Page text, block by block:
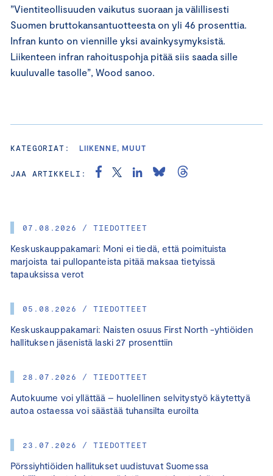
07.08.2026 / TIEDOTTEET
Keskuskauppakamari: Moni ei tiedä, että poimituista
marjoista tai pullopanteista pitää maksaa tietyissä
tapauksissa verot
05.08.2026 / TIEDOTTEET
Keskuskauppakamari: Naisten osuus First North -yhtiöiden
hallituksen jäsenistä laski 27 prosenttiin
28.07.2026 / TIEDOTTEET
Autokuume voi yllättää – huolellinen selvitystyö käytettyä
autoa ostaessa voi säästää tuhansilta euroilta
23.07.2026 / TIEDOTTEET
Pörssiyhtiöiden hallitukset uudistuvat Suomessa
”Vientiteollisuuden vaikutus suoraan ja välillisesti
Suomen bruttokansantuotteesta on yli 46 prosenttia.
Infran kunto on viennille yksi avainkysymyksistä.
Liikenteen infran rahoituspohja pitää siis saada sille
kuuluvalle tasolle”, Wood sanoo.
KATEGORIAT: LIIKENNE, MUUT
JAA ARTIKKELI: